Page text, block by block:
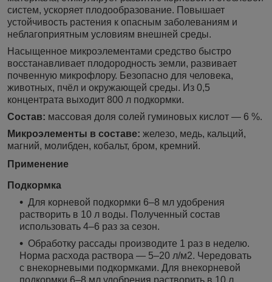
систем, ускоряет плодообразование. Повышает
устойчивость растения к опасным заболеваниям и
неблагоприятным условиям внешней среды.
Насыщенное микроэлементами средство быстро
восстанавливает плодородность земли, развивает
почвенную микрофлору. Безопасно для человека,
животных, пчёл и окружающей среды. Из 0,5
концентрата выходит 800 л подкормки.
Состав: массовая доля солей гуминовых кислот — 6 %.
Микроэлементы в составе: железо, медь, кальций,
магний, молибден, кобальт, бром, кремний.
Применение
Подкормка
Для корневой подкормки 6–8 мл удобрения
растворить в 10 л воды. Полученный состав
использовать 4–6 раз за сезон.
Обработку рассады производите 1 раз в неделю.
Норма расхода раствора — 5–20 л/м2. Чередовать
с внекорневыми подкормками. Для внекорневой